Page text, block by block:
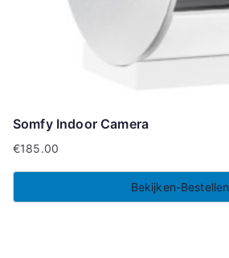
Somfy Indoor Camera
€185.00
Bekijken-Bestellen